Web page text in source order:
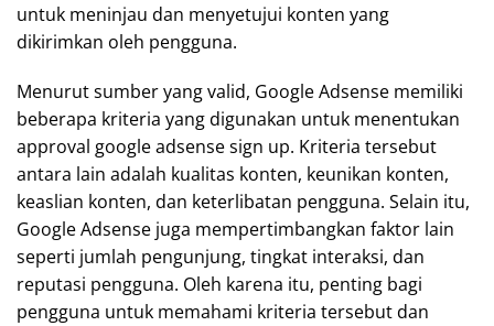
untuk meninjau dan menyetujui konten yang
dikirimkan oleh pengguna.
Menurut sumber yang valid, Google Adsense memiliki
beberapa kriteria yang digunakan untuk menentukan
approval google adsense sign up. Kriteria tersebut
antara lain adalah kualitas konten, keunikan konten,
keaslian konten, dan keterlibatan pengguna. Selain itu,
Google Adsense juga mempertimbangkan faktor lain
seperti jumlah pengunjung, tingkat interaksi, dan
reputasi pengguna. Oleh karena itu, penting bagi
pengguna untuk memahami kriteria tersebut dan